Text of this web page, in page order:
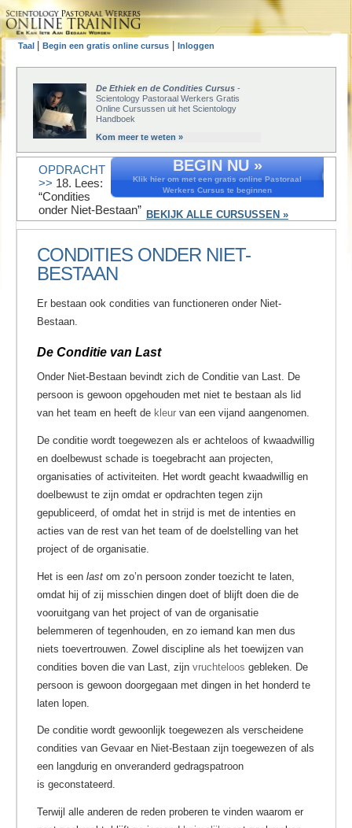
Taal Begin een gratis online cursus Inloggen
De Ethiek en de Condities Cursus -
Scientology Pastoraal Werkers Gratis
Online Cursussen uit het Scientology
Handboek
Kom meer te weten »
BEGIN NU »
Klik hier om met een gratis online Pastoraal
Werkers Cursus te beginnen
BEKIJK ALLE CURSUSSEN »
OPDRACHT
>> 18. Lees:
“Condities
onder Niet-Bestaan”
CONDITIES ONDER NIET-
BESTAAN
Er bestaan ook condities van functioneren onder Niet-
Bestaan.
De Conditie van Last
Onder Niet-Bestaan bevindt zich de Conditie van Last. De
persoon is gewoon opgehouden met niet te bestaan als lid
van het team en heeft de kleur van een vijand aangenomen.
De conditie wordt toegewezen als er achteloos of kwaadwillig
en doelbewust schade is toegebracht aan projecten,
organisaties of activiteiten. Het wordt geacht kwaadwillig en
doelbewust te zijn omdat er opdrachten tegen zijn
gepubliceerd, of omdat het in strijd is met de intenties en
acties van de rest van het team of de doelstelling van het
project of de organisatie.
Het is een last om zo’n persoon zonder toezicht te laten,
omdat hij of zij misschien dingen doet of blijft doen die de
vooruitgang van het project of van de organisatie
belemmeren of tegenhouden, en zo iemand kan men dus
niets toevertrouwen. Zowel discipline als het toewijzen van
condities boven die van Last, zijn vruchteloos gebleken. De
persoon is gewoon doorgegaan met dingen in het honderd te
laten lopen.
De conditie wordt gewoonlijk toegewezen als verscheidene
condities van Gevaar en Niet-Bestaan zijn toegewezen of als
een langdurig en onveranderd gedragspatroon
is geconstateerd.
Terwijl alle anderen de reden proberen te vinden waarom er